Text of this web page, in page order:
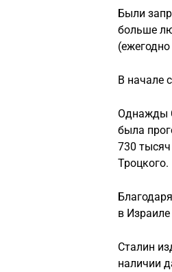
Были
больше
В начале
Однажды
была
730
Троцкого.
в
Сталин
наличии